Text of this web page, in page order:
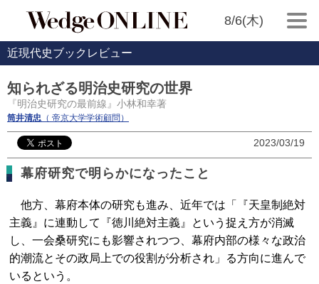
8/6(木)
近現代史ブックレビュー
知られざる明治史研究の世界
『明治史研究の最前線』小林和幸著
筒井清忠 （ 帝京大学学術顧問）
2023/03/19
幕府研究で明らかになったこと
他方、幕府本体の研究も進み、近年では「『天皇制絶対
主義』に連動して『徳川絶対主義』という捉え方が消滅
し、一会桑研究にも影響されつつ、幕府内部の様々な政治
的潮流とその政局上での役割が分析され」る方向に進んで
いるという。